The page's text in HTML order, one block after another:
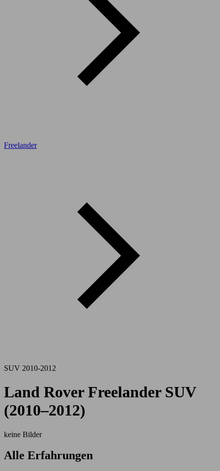
Freelander
SUV 2010-2012
Land Rover Freelander SUV
(2010–2012)
keine Bilder
Alle Erfahrungen